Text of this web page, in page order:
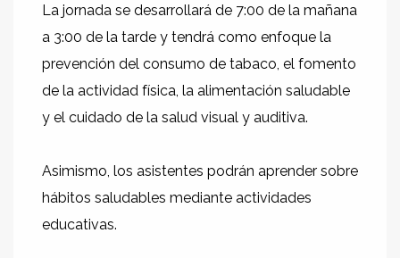
La jornada se desarrollará de 7:00 de la mañana
a 3:00 de la tarde y tendrá como enfoque la
prevención del consumo de tabaco, el fomento
de la actividad física, la alimentación saludable
y el cuidado de la salud visual y auditiva.
Asimismo, los asistentes podrán aprender sobre
hábitos saludables mediante actividades
educativas.